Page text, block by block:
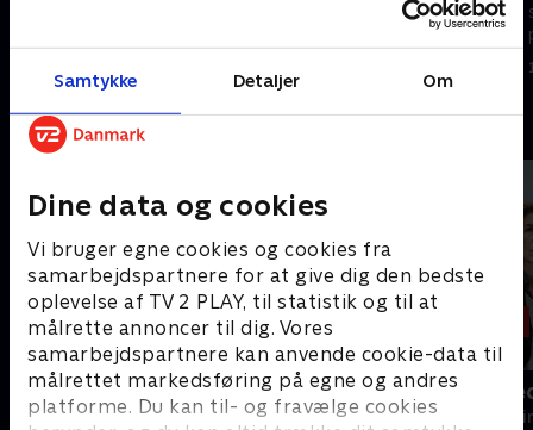
Samtykke Detaljer Om
Dine data og cookies
Vi bruger egne cookies og cookies fra
samarbejdspartnere for at give dig den bedste
oplevelse af TV 2 PLAY, til statistik og til at
målrette annoncer til dig. Vores
samarbejdspartnere kan anvende cookie-data til
målrettet markedsføring på egne og andres
platforme. Du kan til- og fravælge cookies
eskalerer.
officer Rafael Torres og
1. december 2023 • 52 min
Andre så også
Mord i Alperne
Krimi & Spænding • 6 sæsoner Krimi &